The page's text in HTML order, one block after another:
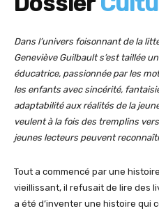
Dans l’univers foisonnant de la
Geneviève Guilbault s’est taillée
éducatrice, passionnée par les
les enfants avec sincérité,
adaptabilité aux réalités de la
veulent à la fois des tremplins
jeunes lecteurs peuvent
Tout a commencé par une
vieillissant, il refusait de lire des
a été d’inventer une histoire qui